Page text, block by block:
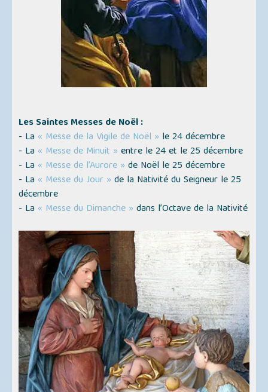
Les Saintes Messes de Noël :
- La « Messe de la Vigile de Noël » le 24 décembre
- La « Messe de Minuit » entre le 24 et le 25 décembre
- La « Messe de l’Aurore » de Noël le 25 décembre
- La « Messe du Jour » de la Nativité du Seigneur le 25
décembre
- La « Messe du Dimanche » dans l’Octave de la Nativité